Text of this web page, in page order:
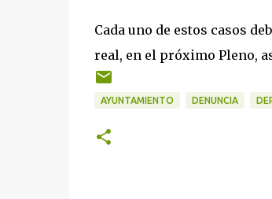
Cada uno de estos casos
real, en el próximo Pleno,
AYUNTAMIENTO DENUNCIA